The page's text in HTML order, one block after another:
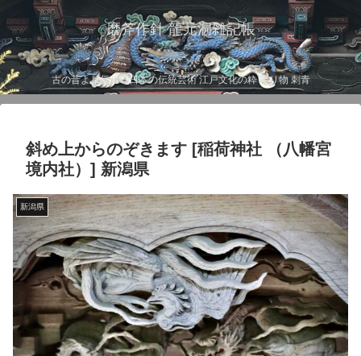
磨斧作針 龍元洞雑記帳
古の昔より伝わる日本の伝統芸術 江戸文化の粋 彫り物 刺青
斜め上からのぞきます [稲荷神社 （八幡宮
境内社）] 新潟県
新潟県